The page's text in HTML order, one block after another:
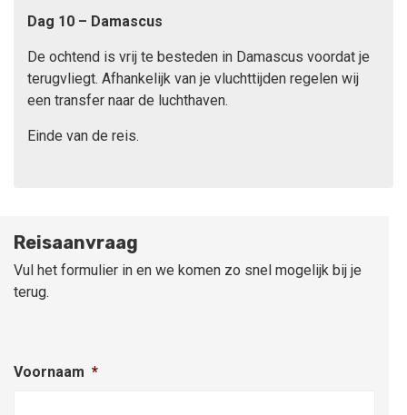
Dag 10 – Damascus
De ochtend is vrij te besteden in Damascus voordat je
terugvliegt. Afhankelijk van je vluchttijden regelen wij
een transfer naar de luchthaven.
Einde van de reis.
Reisaanvraag
Vul het formulier in en we komen zo snel mogelijk bij je
terug.
Voornaam *